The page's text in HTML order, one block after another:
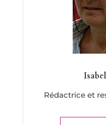
Rédactrice et